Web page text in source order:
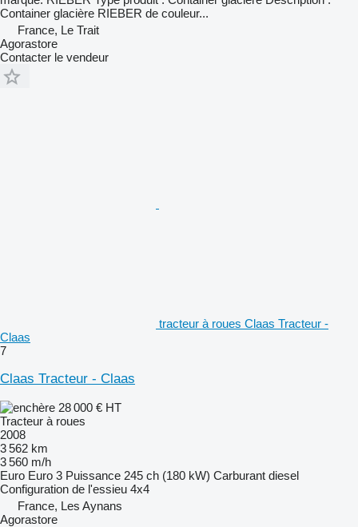
Container glacière RIEBER de couleur...
France, Le Trait
Agorastore
Contacter le vendeur
tracteur à roues Claas Tracteur -
Claas
7
Claas Tracteur - Claas
28 000 € HT
Tracteur à roues
2008
3 562 km
3 560 m/h
Euro Euro 3 Puissance 245 ch (180 kW) Carburant diesel
Configuration de l'essieu 4x4
France, Les Aynans
Agorastore